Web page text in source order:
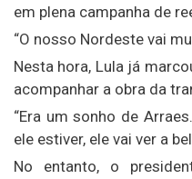
em plena campanha de
“O nosso Nordeste vai
Nesta hora, Lula já
acompanhar a obra da
“Era um sonho de
ele estiver, ele vai ver a
No entanto, o